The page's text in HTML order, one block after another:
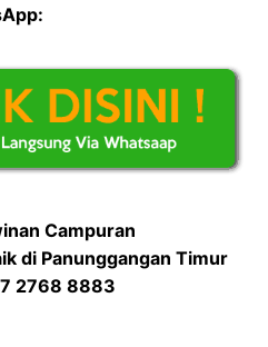
Campuran
di Panunggangan Timur
2768 8883